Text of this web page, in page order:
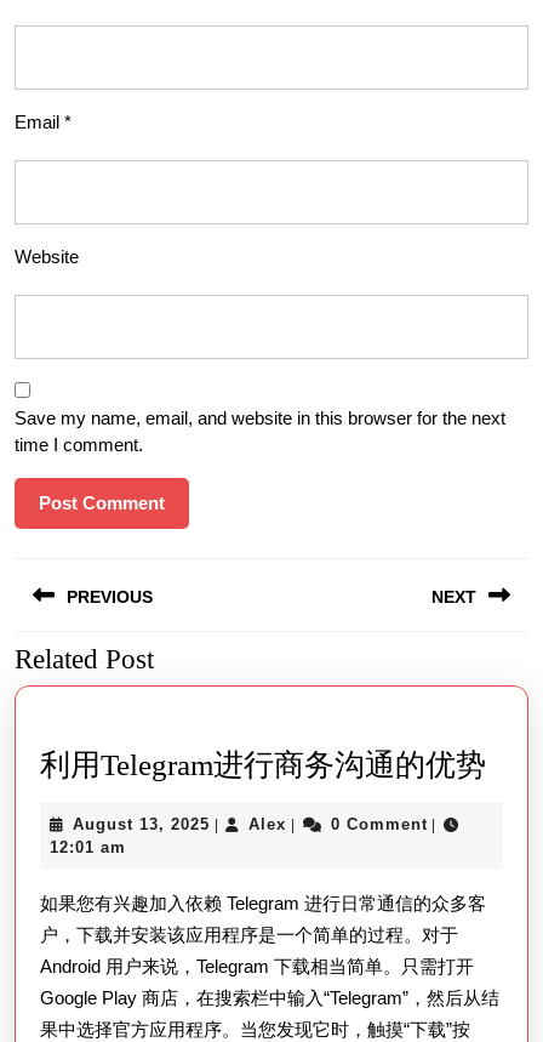
Email *
Website
Save my name, email, and website in this browser for the next
time I comment.
navigation
PREVIOUS
Previous
post:
NEXT
post:
Related Post
利用Telegram进行商务沟通的优势
务
沟
August 13, 2025 August
| Alex Alex
| 0 Comment |
12:01 am
如果您有兴趣加入依赖 Telegram 进行日常通信的众多客
户，下载并安装该应用程序是一个简单的过程。对于
Android 用户来说，Telegram 下载相当简单。只需打开
Google Play 商店，在搜索栏中输入“Telegram”，然后从结
果中选择官方应用程序。当您发现它时，触摸“下载”按